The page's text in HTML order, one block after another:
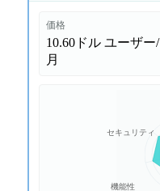
価格
10.60ドル ユーザー/
月
機能性
セキュリティ